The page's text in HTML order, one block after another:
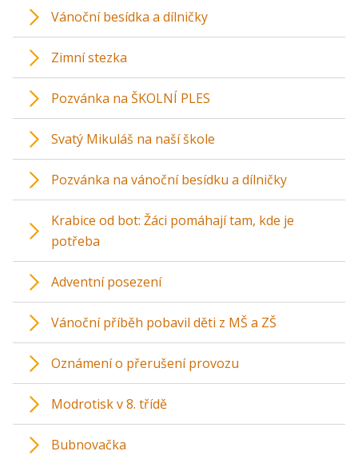
Vánoční besídka a dílničky
Zimní stezka
Pozvánka na ŠKOLNÍ PLES
Svatý Mikuláš na naší škole
Pozvánka na vánoční besídku a dílničky
Krabice od bot: Žáci pomáhají tam, kde je
potřeba
Adventní posezení
Vánoční příběh pobavil děti z MŠ a ZŠ
Oznámení o přerušení provozu
Modrotisk v 8. třídě
Bubnovačka